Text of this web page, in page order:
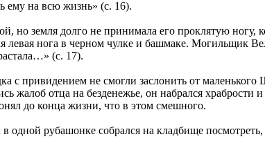
ему на всю жизнь» (с. 16).
земля долго не принимала его проклятую ногу,
нога в черном чулке и башмаке. Могильщик
(с. 17).
с привидением не смогли заслонить от
жалоб отца на безденежье, он набрался храбрости
до конца жизни, что в этом смешного.
рубашонке собрался на кладбище